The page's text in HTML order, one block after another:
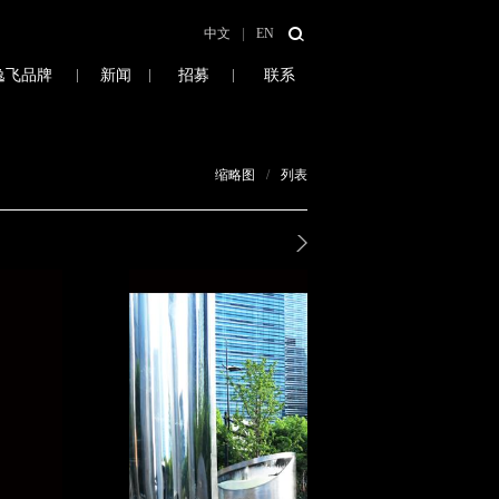
中文 EN
飞品牌 | 新闻 | 招募 | 联系
缩略图 / 列表